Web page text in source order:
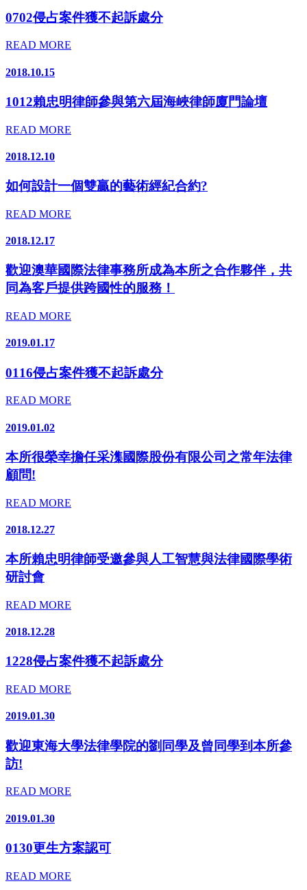
0702侵占案件獲不起訴處分
READ MORE
2018.10.15
1012賴忠明律師參與第六屆海峽律師廈門論壇
READ MORE
2018.12.10
如何設計一個雙贏的藝術經紀合約?
READ MORE
2018.12.17
歡迎澳華國際法律事務所成為本所之合作夥伴，共
同為客戶提供跨國性的服務！
READ MORE
2019.01.17
0116侵占案件獲不起訴處分
READ MORE
2019.01.02
本所很榮幸擔任采潗國際股份有限公司之常年法律
顧問!
READ MORE
2018.12.27
本所賴忠明律師受邀參與人工智慧與法律國際學術
研討會
READ MORE
2018.12.28
1228侵占案件獲不起訴處分
READ MORE
2019.01.30
歡迎東海大學法律學院的劉同學及曾同學到本所參
訪!
READ MORE
2019.01.30
0130更生方案認可
READ MORE